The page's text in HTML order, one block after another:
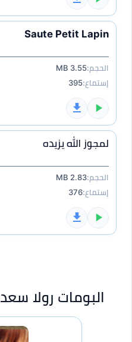
Saute Petit Lapin
الحجم:3.55 MB
إستماع:395
لمجوز الله يزيده
الحجم:2.83 MB
إستماع:376
البومات رولا سعد